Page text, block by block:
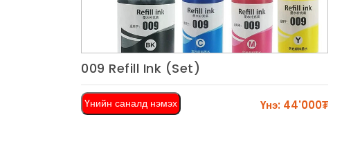
Харах
009 Refill Ink (Set)
Үнийн саналд нэмэх Үнэ: 44'000₮